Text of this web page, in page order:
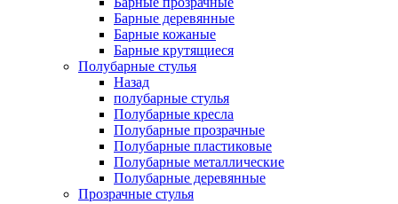
Барные деревянные
Барные кожаные
Барные крутящиеся
Полубарные стулья
Назад
полубарные стулья
Полубарные кресла
Полубарные прозрачные
Полубарные пластиковые
Полубарные металлические
Полубарные деревянные
Прозрачные стулья